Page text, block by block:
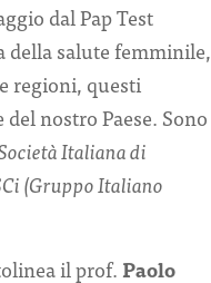
dal Pap Test
della salute femminile,
regioni, questi
nostro Paese. Sono
Italiana di
(Gruppo Italiano
il prof.Paolo